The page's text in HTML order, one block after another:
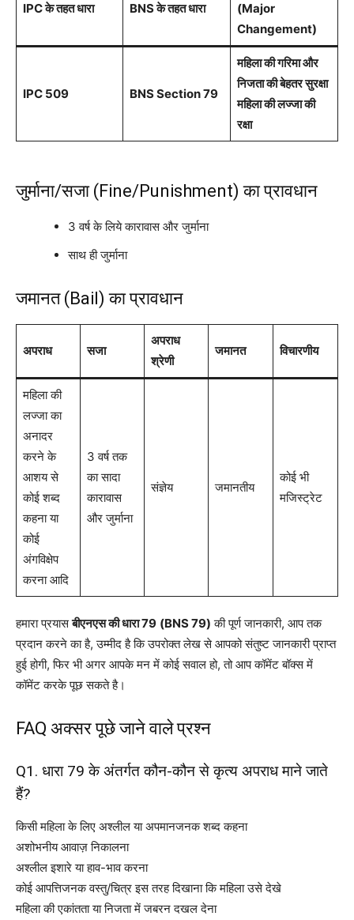
IPC के तहत धारा BNS के तहत धारा
(Major
Changement)
IPC 509 BNS Section 79
महिला की गरिमा और
निजता की बेहतर सुरक्षा
महिला की लज्जा की
रक्षा
जुर्माना/सजा (Fine/Punishment) का प्रावधान
3 वर्ष के लिये कारावास और जुर्माना
साथ ही जुर्माना
जमानत (Bail) का प्रावधान
अपराध सजा
अपराध
श्रेणी
जमानत विचारणीय
महिला की
लज्जा का
अनादर
करने के
आशय से
कोई शब्द
कहना या
कोई
अंगविक्षेप
करना आदि
3 वर्ष तक
का सादा
कारावास
और जुर्माना
संज्ञेय जमानतीय
कोई भी
मजिस्ट्रेट
हमारा प्रयासबीएनएस की धारा 79 (BNS 79) की पूर्ण जानकारी, आप तक
प्रदान करने का है, उम्मीद है कि उपरोक्त लेख से आपको संतुष्ट जानकारी प्राप्त
हुई होगी, फिर भी अगर आपके मन में कोई सवाल हो, तो आप कॉमेंट बॉक्स में
कॉमेंट करके पूछ सकते है।
FAQ अक्सर पूछे जाने वाले प्रश्न
Q1. धारा 79 के अंतर्गत कौन-कौन से कृत्य अपराध माने जाते
हैं?
किसी महिला के लिए अश्लील या अपमानजनक शब्द कहना
अशोभनीय आवाज़ निकालना
अश्लील इशारे या हाव-भाव करना
कोई आपत्तिजनक वस्तु/चित्र इस तरह दिखाना कि महिला उसे देखे
महिला की एकांतता या निजता में जबरन दखल देना